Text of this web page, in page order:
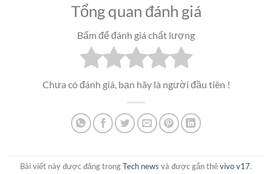
Tổng quan đánh giá
Bấm để đánh giá chất lượng
Chưa có đánh giá, bạn hãy là người đầu tiên !
Bài viết này được đăng trongTech news và được gắn thẻvivo v17.